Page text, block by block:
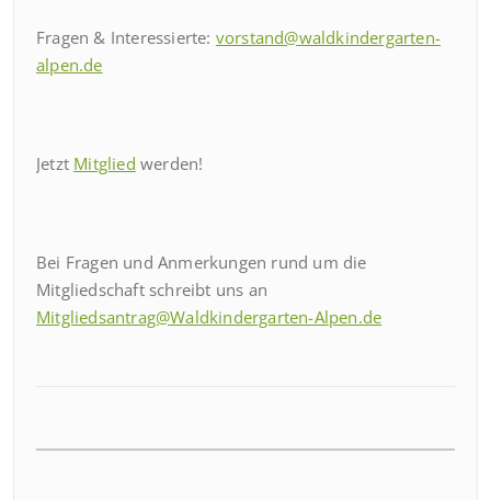
Fragen & Interessierte: vorstand@waldkindergarten-
alpen.de
Jetzt Mitglied werden!
Bei Fragen und Anmerkungen rund um die
Mitgliedschaft schreibt uns an
Mitgliedsantrag@Waldkindergarten-Alpen.de